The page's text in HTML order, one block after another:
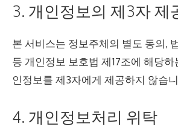
3. 개인정보의 제3자 제
본 서비스는 정보주체의 별도 동의,
등 개인정보 보호법 제17조에 해당
인정보를 제3자에게 제공하지 않습
4. 개인정보처리 위탁